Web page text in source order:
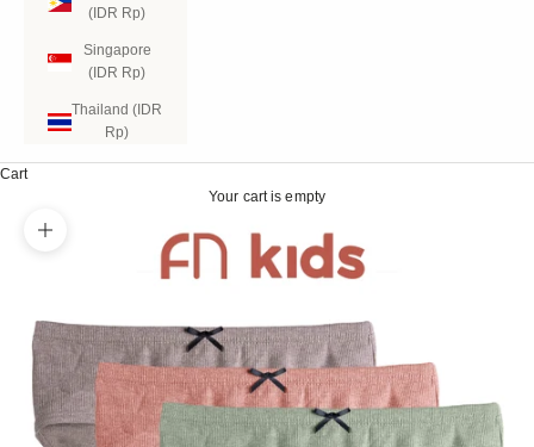
(IDR Rp)
Singapore
(IDR Rp)
Thailand (IDR
Rp)
Cart
Your cart is empty
Zoom picture